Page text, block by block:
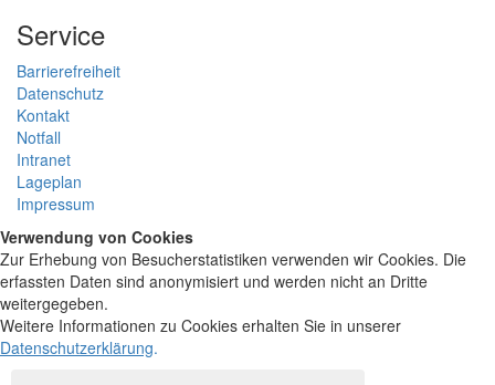
Service
Barrierefreiheit
Datenschutz
Kontakt
Notfall
Intranet
Lageplan
Impressum
Verwendung von Cookies
Zur Erhebung von Besucherstatistiken verwenden wir Cookies. Die
erfassten Daten sind anonymisiert und werden nicht an Dritte
weitergegeben.
Weitere Informationen zu Cookies erhalten Sie in unserer
Datenschutzerklärung.